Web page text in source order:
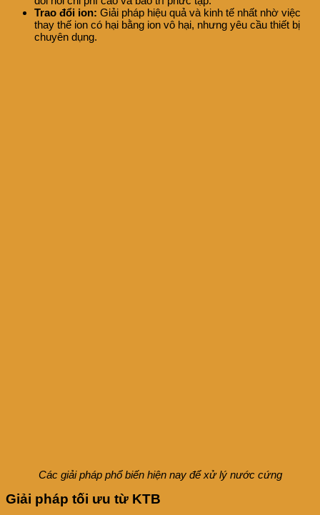
Trao đổi ion: Giải pháp hiệu quả và kinh tế nhất nhờ việc
thay thế ion có hại bằng ion vô hại, nhưng yêu cầu thiết bị
chuyên dụng.
Các giải pháp phổ biến hiện nay để xử lý nước cứng
Giải pháp tối ưu từ KTB